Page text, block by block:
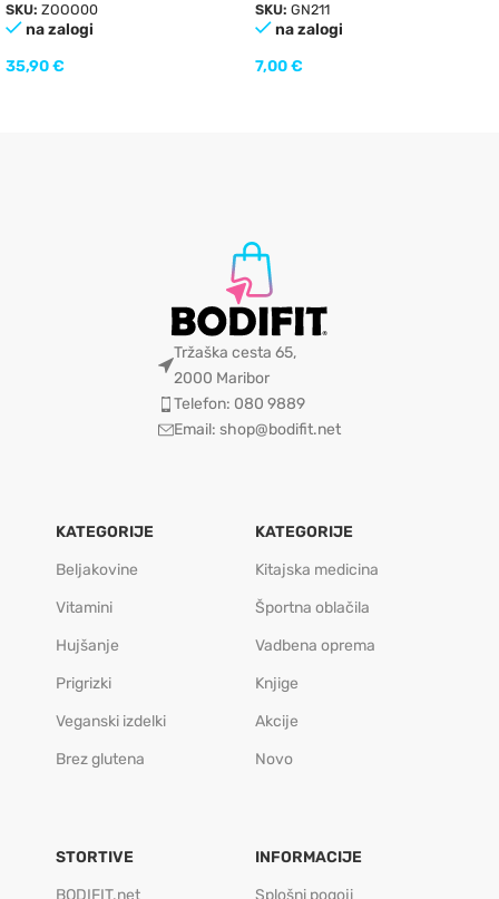
SKU: ZOOO00
na zalogi
35,90€
SKU: GN211
na zalogi
7,00€
Tržaška cesta 65,
2000 Maribor
Telefon: 080 9889
Email: shop@bodifit.net
KATEGORIJE
Beljakovine
Vitamini
Hujšanje
Prigrizki
Veganski izdelki
Brez glutena
KATEGORIJE
Kitajska medicina
Športna oblačila
Vadbena oprema
Knjige
Akcije
Novo
STORTIVE
INFORMACIJE